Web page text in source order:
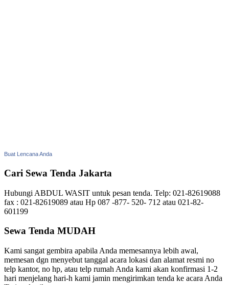
Buat Lencana Anda
Cari Sewa Tenda Jakarta
Hubungi ABDUL WASIT untuk pesan tenda. Telp: 021-82619088
fax : 021-82619089 atau Hp 087 -877- 520- 712 atau 021-82-
601199
Sewa Tenda MUDAH
Kami sangat gembira apabila Anda memesannya lebih awal,
memesan dgn menyebut tanggal acara lokasi dan alamat resmi no
telp kantor, no hp, atau telp rumah Anda kami akan konfirmasi 1-2
hari menjelang hari-h kami jamin mengirimkan tenda ke acara Anda